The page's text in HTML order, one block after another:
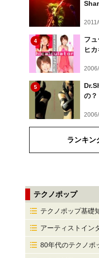
4
フュ
ヒ
5
の？
ランキン
テクノポップ
テクノポップ基礎
アーティストイン
80年代のテクノポ